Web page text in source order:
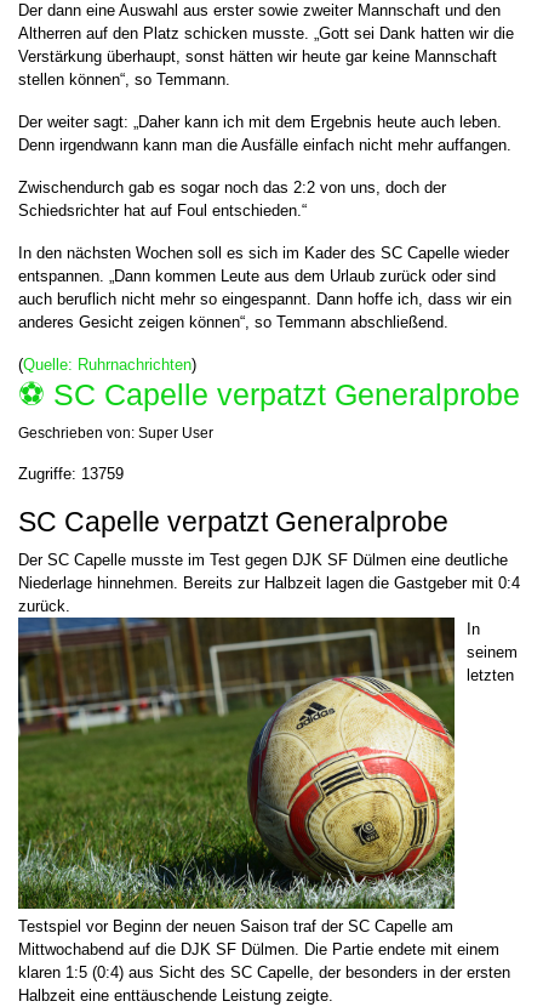
Der dann eine Auswahl aus erster sowie zweiter Mannschaft und den
Altherren auf den Platz schicken musste. „Gott sei Dank hatten wir die
Verstärkung überhaupt, sonst hätten wir heute gar keine Mannschaft
stellen können“, so Temmann.
Der weiter sagt: „Daher kann ich mit dem Ergebnis heute auch leben.
Denn irgendwann kann man die Ausfälle einfach nicht mehr auffangen.
Zwischendurch gab es sogar noch das 2:2 von uns, doch der
Schiedsrichter hat auf Foul entschieden.“
In den nächsten Wochen soll es sich im Kader des SC Capelle wieder
entspannen. „Dann kommen Leute aus dem Urlaub zurück oder sind
auch beruflich nicht mehr so eingespannt. Dann hoffe ich, dass wir ein
anderes Gesicht zeigen können“, so Temmann abschließend.
(Quelle: Ruhrnachrichten)
⚽️ SC Capelle verpatzt Generalprobe
Geschrieben von: Super User
Zugriffe: 13759
SC Capelle verpatzt Generalprobe
Der SC Capelle musste im Test gegen DJK SF Dülmen eine deutliche
Niederlage hinnehmen. Bereits zur Halbzeit lagen die Gastgeber mit 0:4
zurück.
In
seinem
letzten
Testspiel vor Beginn der neuen Saison traf der SC Capelle am
Mittwochabend auf die DJK SF Dülmen. Die Partie endete mit einem
klaren 1:5 (0:4) aus Sicht des SC Capelle, der besonders in der ersten
Halbzeit eine enttäuschende Leistung zeigte.